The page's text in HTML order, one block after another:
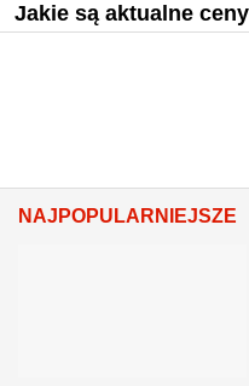
Jakie są aktualne
NAJPOPULARNIEJSZE